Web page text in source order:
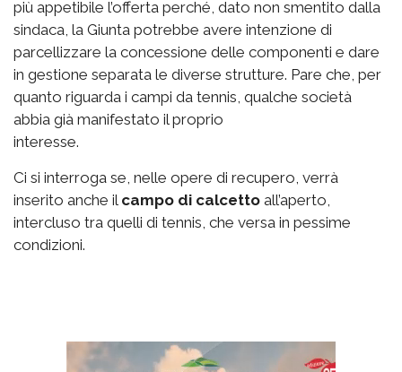
più appetibile l’offerta perché, dato non smentito dalla
sindaca, la Giunta potrebbe avere intenzione di
parcellizzare la concessione delle componenti e dare
in gestione separata le diverse strutture. Pare che, per
quanto riguarda i campi da tennis, qualche società
abbia già manifestato il proprio
interesse.
Ci si interroga se, nelle opere di recupero, verrà
inserito anche il campo di calcetto all’aperto,
intercluso tra quelli di tennis, che versa in pessime
condizioni.